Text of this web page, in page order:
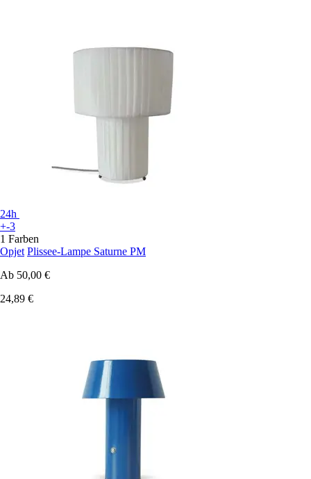
24h
+-3
1 Farben
Opjet Plissee-Lampe Saturne PM
Ab 50,00 €
24,89 €